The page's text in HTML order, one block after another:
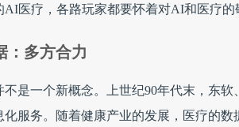
AI医疗，各路玩家都要怀着对AI和医疗的
：多方合力
不是一个新概念。上世纪90年代末，东
化服务。随着健康产业的发展，医疗的数